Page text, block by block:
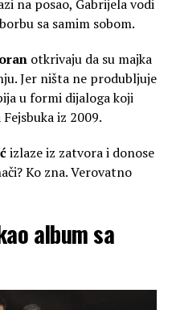
na posao, Gabrijela vodi
sa samim sobom.
otkrivaju da su majka
Jer ništa ne produbljuje
u formi dijaloga koji
iz 2009.
izlaze iz zatvora i donose
Ko zna. Verovatno
album sa